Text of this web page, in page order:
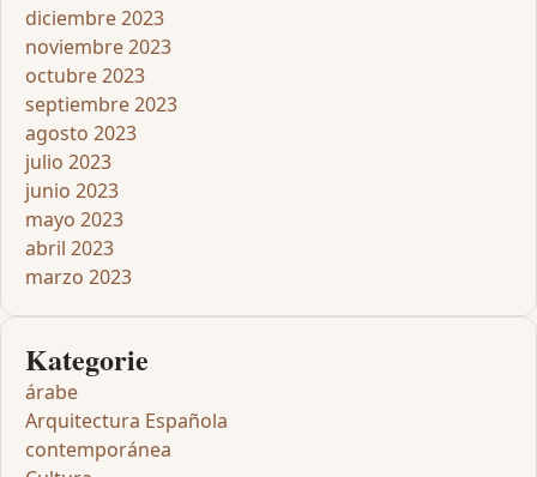
diciembre 2023
noviembre 2023
octubre 2023
septiembre 2023
agosto 2023
julio 2023
junio 2023
mayo 2023
abril 2023
marzo 2023
Kategorie
árabe
Arquitectura Española
contemporánea